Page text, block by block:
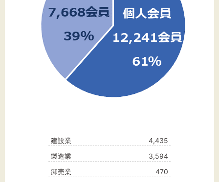
建設業
4,435
製造業
3,594
卸売業
470